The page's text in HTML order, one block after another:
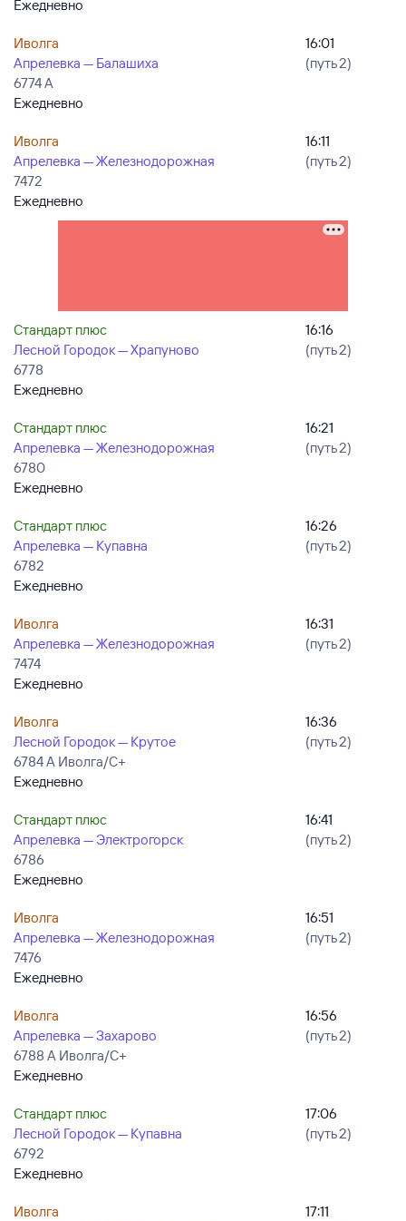
Ежедневно
Иволга
Апрелевка — Балашиха
6774 А
Ежедневно
16:01
(путь 2)
Иволга
Апрелевка — Железнодорожная
7472
Ежедневно
16:11
(путь 2)
Стандарт плюс
Лесной Городок — Храпуново
6778
Ежедневно
16:16
(путь 2)
Стандарт плюс
Апрелевка — Железнодорожная
6780
Ежедневно
16:21
(путь 2)
Стандарт плюс
Апрелевка — Купавна
6782
Ежедневно
16:26
(путь 2)
Иволга
Апрелевка — Железнодорожная
7474
Ежедневно
16:31
(путь 2)
Иволга
Лесной Городок — Крутое
6784 А Иволга/С+
Ежедневно
16:36
(путь 2)
Стандарт плюс
Апрелевка — Электрогорск
6786
Ежедневно
16:41
(путь 2)
Иволга
Апрелевка — Железнодорожная
7476
Ежедневно
16:51
(путь 2)
Иволга
Апрелевка — Захарово
6788 А Иволга/С+
Ежедневно
16:56
(путь 2)
Стандарт плюс
Лесной Городок — Купавна
6792
Ежедневно
17:06
(путь 2)
Иволга
17:11